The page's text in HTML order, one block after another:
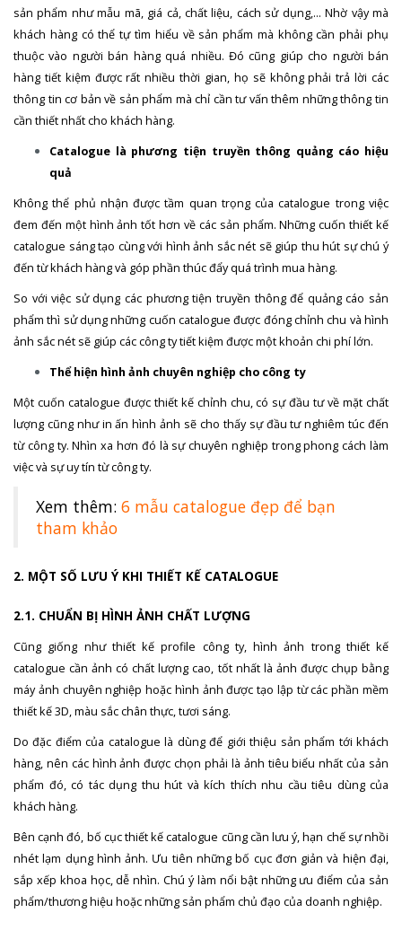
sản phẩm như mẫu mã, giá cả, chất liệu, cách sử dụng,… Nhờ vậy mà
khách hàng có thể tự tìm hiểu về sản phẩm mà không cần phải phụ
thuộc vào người bán hàng quá nhiều. Đó cũng giúp cho người bán
hàng tiết kiệm được rất nhiều thời gian, họ sẽ không phải trả lời các
thông tin cơ bản về sản phẩm mà chỉ cần tư vấn thêm những thông tin
cần thiết nhất cho khách hàng.
Catalogue là phương tiện truyền thông quảng cáo hiệu
quả
Không thể phủ nhận được tầm quan trọng của catalogue trong việc
đem đến một hình ảnh tốt hơn về các sản phẩm. Những cuốn thiết kế
catalogue sáng tạo cùng với hình ảnh sắc nét sẽ giúp thu hút sự chú ý
đến từ khách hàng và góp phần thúc đẩy quá trình mua hàng.
So với việc sử dụng các phương tiện truyền thông để quảng cáo sản
phẩm thì sử dụng những cuốn catalogue được đóng chỉnh chu và hình
ảnh sắc nét sẽ giúp các công ty tiết kiệm được một khoản chi phí lớn.
Thể hiện hình ảnh chuyên nghiệp cho công ty
Một cuốn catalogue được thiết kế chỉnh chu, có sự đầu tư về mặt chất
lượng cũng như in ấn hình ảnh sẽ cho thấy sự đầu tư nghiêm túc đến
từ công ty. Nhìn xa hơn đó là sự chuyên nghiệp trong phong cách làm
việc và sự uy tín từ công ty.
Xem thêm: 6 mẫu catalogue đẹp để bạn
tham khảo
2. MỘT SỐ LƯU Ý KHI THIẾT KẾ CATALOGUE
2.1. CHUẨN BỊ HÌNH ẢNH CHẤT LƯỢNG
Cũng giống như thiết kế profile công ty, hình ảnh trong thiết kế
catalogue cần ảnh có chất lượng cao, tốt nhất là ảnh được chụp bằng
máy ảnh chuyên nghiệp hoặc hình ảnh được tạo lập từ các phần mềm
thiết kế 3D, màu sắc chân thực, tươi sáng.
Do đặc điểm của catalogue là dùng để giới thiệu sản phẩm tới khách
hàng, nên các hình ảnh được chọn phải là ảnh tiêu biểu nhất của sản
phẩm đó, có tác dụng thu hút và kích thích nhu cầu tiêu dùng của
khách hàng.
Bên cạnh đó, bố cục thiết kế catalogue cũng cần lưu ý, hạn chế sự nhồi
nhét lạm dụng hình ảnh. Ưu tiên những bố cục đơn giản và hiện đại,
sắp xếp khoa học, dễ nhìn. Chú ý làm nổi bật những ưu điểm của sản
phẩm/thương hiệu hoặc những sản phẩm chủ đạo của doanh nghiệp.